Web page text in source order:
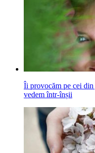
Îi provocăm pe cei
vedem într-înșii